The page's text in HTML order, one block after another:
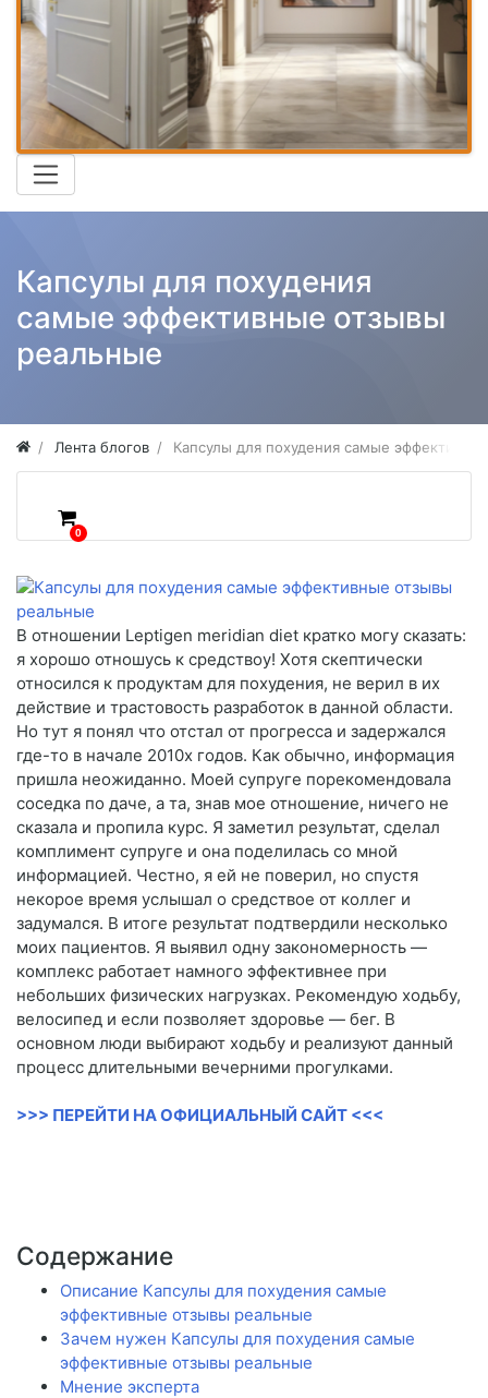
Капсулы для похудения
самые эффективные отзывы
реальные
Лента блогов Капсулы для похудения самые
0
В отношении Leptigen meridian diet кратко могу сказать:
я хорошо отношусь к средствоу! Хотя скептически
относился к продуктам для похудения, не верил в их
действие и трастовость разработок в данной области.
Но тут я понял что отстал от прогресса и задержался
где-то в начале 2010х годов. Как обычно, информация
пришла неожиданно. Моей супруге порекомендовала
соседка по даче, а та, знав мое отношение, ничего не
сказала и пропила курс. Я заметил результат, сделал
комплимент супруге и она поделилась со мной
информацией. Честно, я ей не поверил, но спустя
некорое время услышал о средствое от коллег и
задумался. В итоге результат подтвердили несколько
моих пациентов. Я выявил одну закономерность —
комплекс работает намного эффективнее при
небольших физических нагрузках. Рекомендую ходьбу,
велосипед и если позволяет здоровье — бег. В
основном люди выбирают ходьбу и реализуют данный
процесс длительными вечерними прогулками.
>>> ПЕРЕЙТИ НА ОФИЦИАЛЬНЫЙ САЙТ <<<
Содержание
Описание Капсулы для похудения самые
эффективные отзывы реальные
Зачем нужен Капсулы для похудения самые
эффективные отзывы реальные
Мнение эксперта